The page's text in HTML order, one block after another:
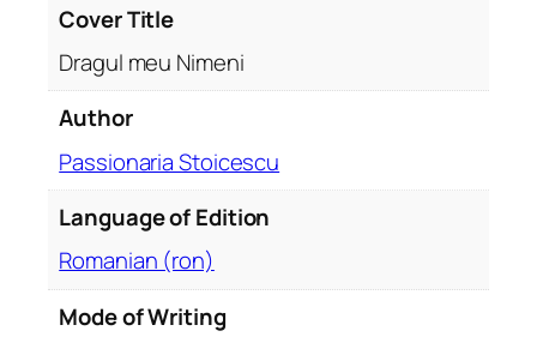
i
Cover Title
Dragul meu Nimeni
Author
Passionaria Stoicescu
Language of Edition
Romanian (ron)
Mode of Writing